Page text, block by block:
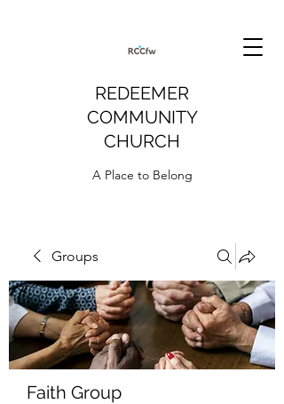
REDEEMER
COMMUNITY
CHURCH
A Place to Belong
Groups
Faith Group